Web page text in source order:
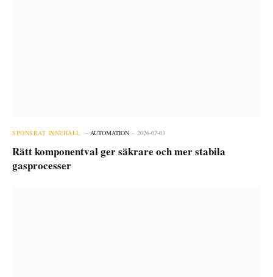
SPONSRAT INNEHÅLL AUTOMATION 2026-07-03
Rätt komponentval ger säkrare och mer stabila
gasprocesser